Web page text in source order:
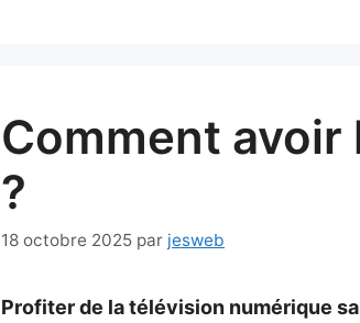
Comment avoir
?
18 octobre 2025 par jesweb
Profiter de la télévision numérique